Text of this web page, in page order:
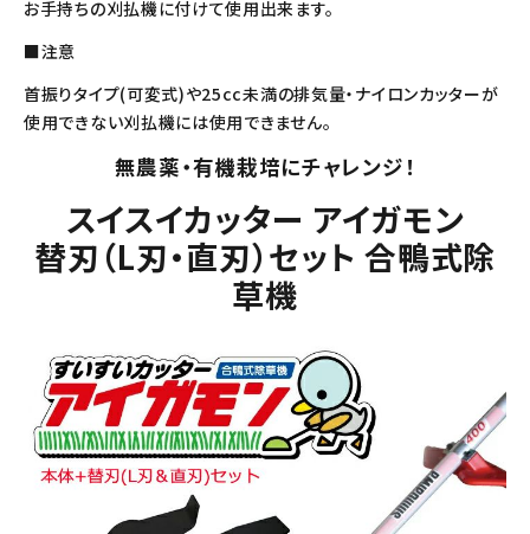
お手持ちの刈払機に付けて使用出来ます。
■注意
首振りタイプ(可変式)や25cc未満の排気量・ナイロンカッターが
使用できない刈払機には使用できません。
無農薬・有機栽培にチャレンジ！
スイスイカッター アイガモン
替刃（L刃・直刃）セット 合鴨式除
草機